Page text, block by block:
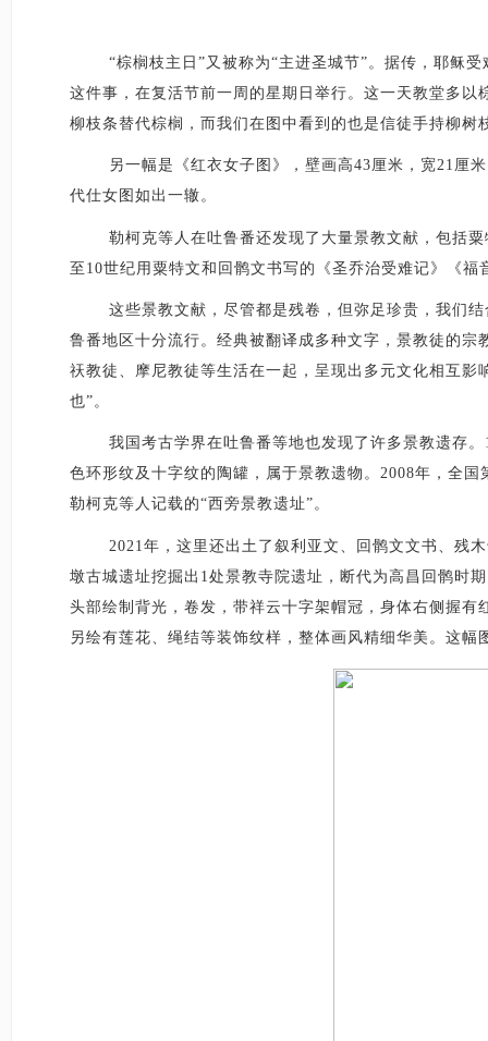
“棕榈枝主日”又被称为“主进圣城节”。据传，耶稣
这件事，在复活节前一周的星期日举行。这一天教堂多
柳枝条替代棕榈，而我们在图中看到的也是信徒手持柳树
另一幅是《红衣女子图》，壁画高43厘米，宽21厘
代仕女图如出一辙。
勒柯克等人在吐鲁番还发现了大量景教文献，包括
至10世纪用粟特文和回鹘文书写的《圣乔治受难记》《
这些景教文献，尽管都是残卷，但弥足珍贵，我们
鲁番地区十分流行。经典被翻译成多种文字，景教徒的
祆教徒、摩尼教徒等生活在一起，呈现出多元文化相互影
也”。
我国考古学界在吐鲁番等地也发现了许多景教遗存。
色环形纹及十字纹的陶罐，属于景教遗物。2008年，全
勒柯克等人记载的“西旁景教遗址”。
2021年，这里还出土了叙利亚文、回鹘文文书、残
墩古城遗址挖掘出1处景教寺院遗址，断代为高昌回鹘时
头部绘制背光，卷发，带祥云十字架帽冠，身体右侧握
另绘有莲花、绳结等装饰纹样，整体画风精细华美。这